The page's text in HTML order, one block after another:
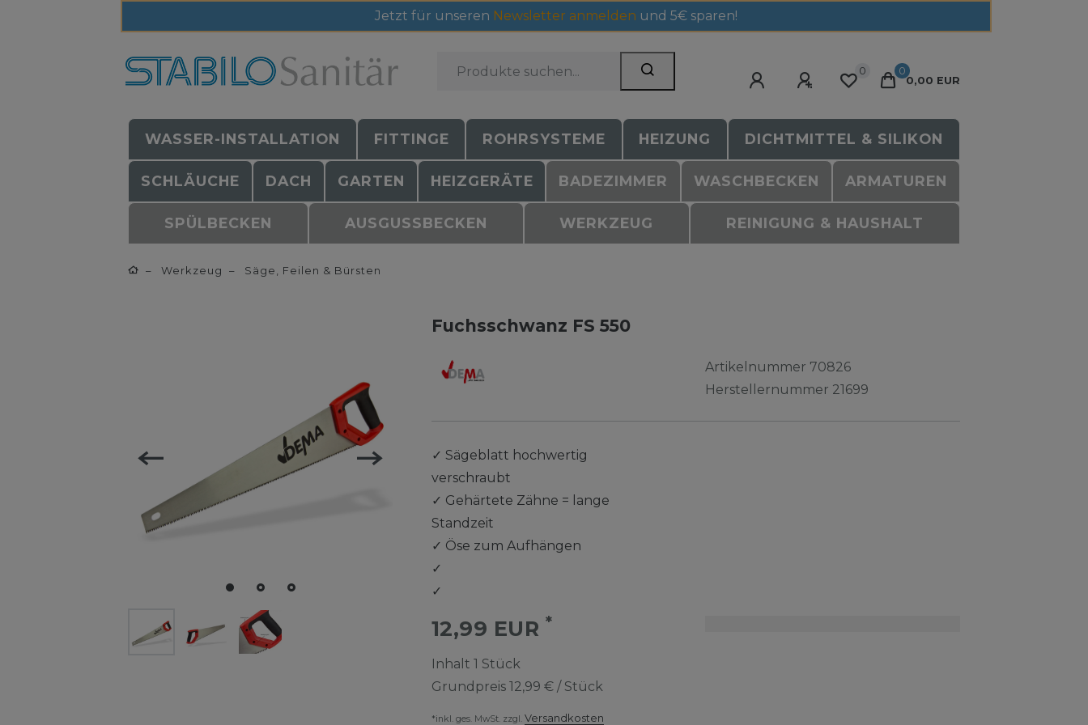
Jetzt für unseren Newsletter anmelden und 5€ sparen!
0
0
0,00 EUR
WASSER-INSTALLATION FITTINGE ROHRSYSTEME HEIZUNG DICHTMITTEL & SILIKON
SCHLÄUCHE DACH GARTEN HEIZGERÄTE BADEZIMMER WASCHBECKEN ARMATUREN
SPÜLBECKEN AUSGUSSBECKEN WERKZEUG REINIGUNG & HAUSHALT
Werkzeug Säge, Feilen & Bürsten
Fuchsschwanz FS 550
Artikelnummer 70826
Herstellernummer 21699
✓ Sägeblatt hochwertig
verschraubt
✓ Gehärtete Zähne = lange
Standzeit
✓ Öse zum Aufhängen
✓
✓
12,99 EUR *
Inhalt 1 Stück
Grundpreis 12,99 € / Stück
*inkl. ges. MwSt. zzgl. Versandkosten